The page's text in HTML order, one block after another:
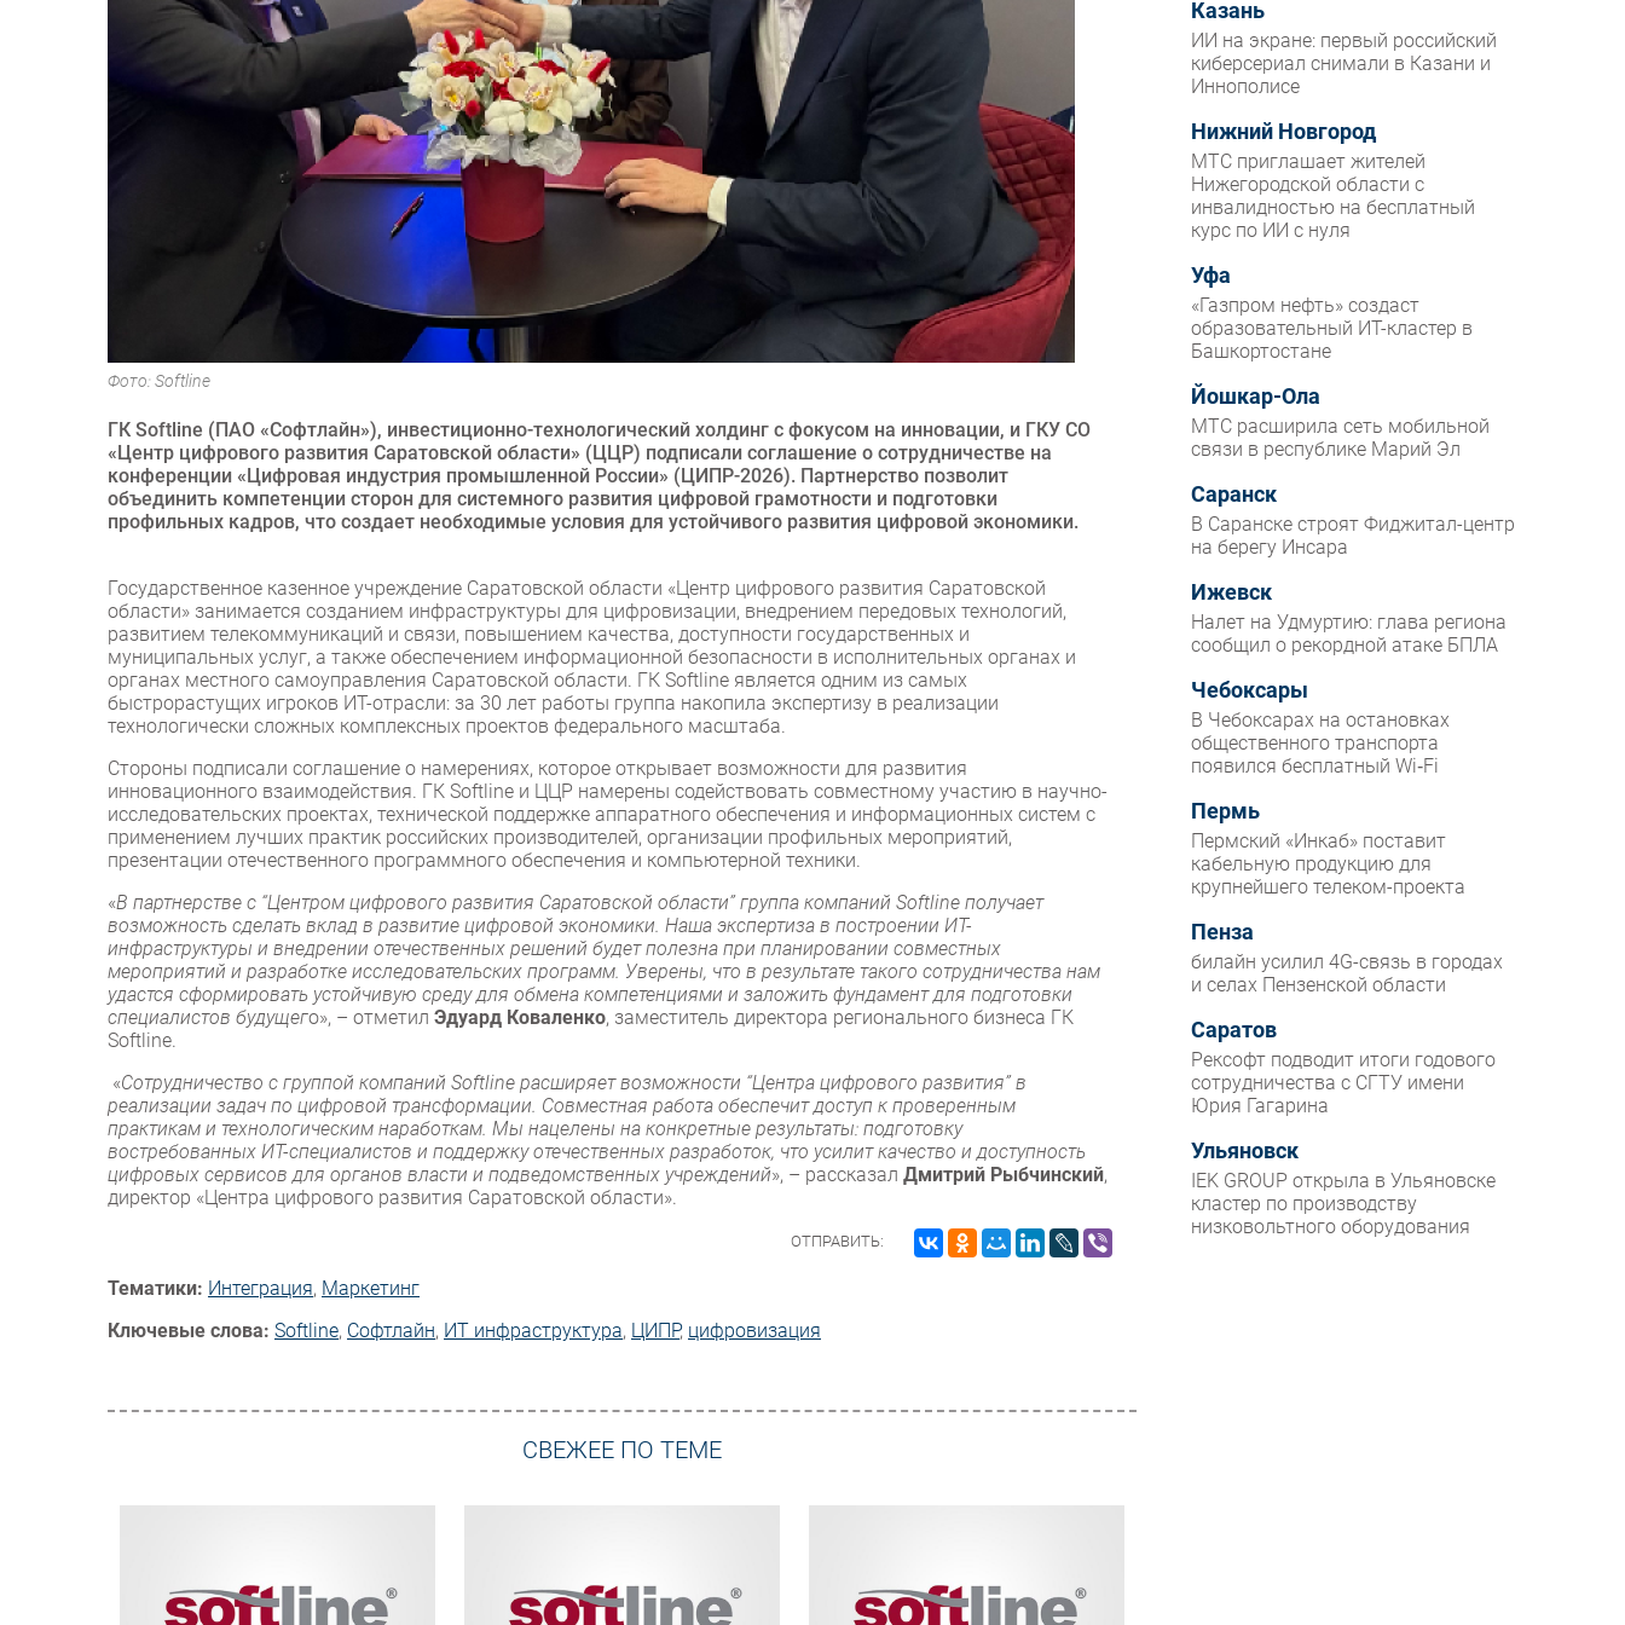
Фото: Softline
ГК Softline (ПАО «Софтлайн»), инвестиционно-технологический холдинг с фокусом на инновации, и ГКУ СО
«Центр цифрового развития Саратовской области» (ЦЦР) подписали соглашение о сотрудничестве на
конференции «Цифровая индустрия промышленной России» (ЦИПР-2026). Партнерство позволит
объединить компетенции сторон для системного развития цифровой грамотности и подготовки
профильных кадров, что создает необходимые условия для устойчивого развития цифровой экономики.
Государственное казенное учреждение Саратовской области «Центр цифрового развития Саратовской
области» занимается созданием инфраструктуры для цифровизации, внедрением передовых технологий,
развитием телекоммуникаций и связи, повышением качества, доступности государственных и
муниципальных услуг, а также обеспечением информационной безопасности в исполнительных органах и
органах местного самоуправления Саратовской области. ГК Softline является одним из самых
быстрорастущих игроков ИТ-отрасли: за 30 лет работы группа накопила экспертизу в реализации
технологически сложных комплексных проектов федерального масштаба.
Стороны подписали соглашение о намерениях, которое открывает возможности для развития
инновационного взаимодействия. ГК Softline и ЦЦР намерены содействовать совместному участию в научно-
исследовательских проектах, технической поддержке аппаратного обеспечения и информационных систем с
применением лучших практик российских производителей, организации профильных мероприятий,
презентации отечественного программного обеспечения и компьютерной техники.
«В партнерстве с “Центром цифрового развития Саратовской области” группа компаний Softline получает
возможность сделать вклад в развитие цифровой экономики. Наша экспертиза в построении ИТ-
инфраструктуры и внедрении отечественных решений будет полезна при планировании совместных
мероприятий и разработке исследовательских программ. Уверены, что в результате такого сотрудничества нам
удастся сформировать устойчивую среду для обмена компетенциями и заложить фундамент для подготовки
специалистов будущего», – отметил Эдуард Коваленко, заместитель директора регионального бизнеса ГК
Softline.
«Сотрудничество с группой компаний Softline расширяет возможности “Центра цифрового развития” в
реализации задач по цифровой трансформации. Совместная работа обеспечит доступ к проверенным
практикам и технологическим наработкам. Мы нацелены на конкретные результаты: подготовку
востребованных ИТ-специалистов и поддержку отечественных разработок, что усилит качество и доступность
цифровых сервисов для органов власти и подведомственных учреждений», – рассказал Дмитрий Рыбчинский,
директор «Центра цифрового развития Саратовской области».
ОТПРАВИТЬ:
Тематики: Интеграция, Маркетинг
Ключевые слова: Softline, Софтлайн, ИТ инфраструктура, ЦИПР, цифровизация
СВЕЖЕЕ ПО ТЕМЕ
Казань
ИИ на экране: первый российский
киберсериал снимали в Казани и
Иннополисе
Нижний Новгород
МТС приглашает жителей
Нижегородской области с
инвалидностью на бесплатный
курс по ИИ с нуля
Уфа
«Газпром нефть» создаст
образовательный ИТ-кластер в
Башкортостане
Йошкар-Ола
МТС расширила сеть мобильной
связи в республике Марий Эл
Саранск
В Саранске строят Фиджитал-центр
на берегу Инсара
Ижевск
Налет на Удмуртию: глава региона
сообщил о рекордной атаке БПЛА
Чебоксары
В Чебоксарах на остановках
общественного транспорта
появился бесплатный Wi‑Fi
Пермь
Пермский «Инкаб» поставит
кабельную продукцию для
крупнейшего телеком-проекта
Пенза
билайн усилил 4G-связь в городах
и селах Пензенской области
Саратов
Рексофт подводит итоги годового
сотрудничества с СГТУ имени
Юрия Гагарина
Ульяновск
IEK GROUP открыла в Ульяновске
кластер по производству
низковольтного оборудования